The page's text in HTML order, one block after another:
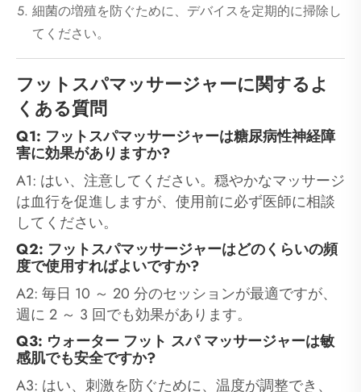
細菌の増殖を防ぐために、デバイスを定期的に掃除し
てください。
フットスパマッサージャーに関するよ
くある質問
Q1: フットスパマッサージャーは糖尿病性神経障
害に効果がありますか?
A1: はい、注意してください。穏やかなマッサージ
は血行を促進しますが、使用前に必ず医師に相談
してください。
Q2: フットスパマッサージャーはどのくらいの頻
度で使用すればよいですか?
A2: 毎日 10 ～ 20 分のセッションが最適ですが、
週に 2 ～ 3 回でも効果があります。
Q3: ウォーター フット スパ マッサージャーは敏
感肌でも安全ですか?
A3: はい、刺激を防ぐために、温度が調整でき、